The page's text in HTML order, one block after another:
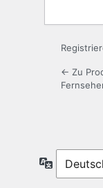
← Zu
Sprache